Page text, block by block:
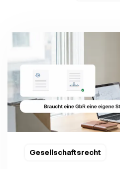
Gesellschaftsrecht